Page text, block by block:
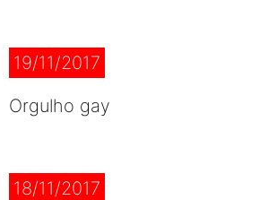
19/11/2017
Orgulho gay
18/11/2017